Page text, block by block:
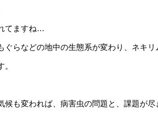
てますね…
ぐらなどの地中の生態系が変わり、ネキリ
候も変われば、病害虫の問題と、課題が